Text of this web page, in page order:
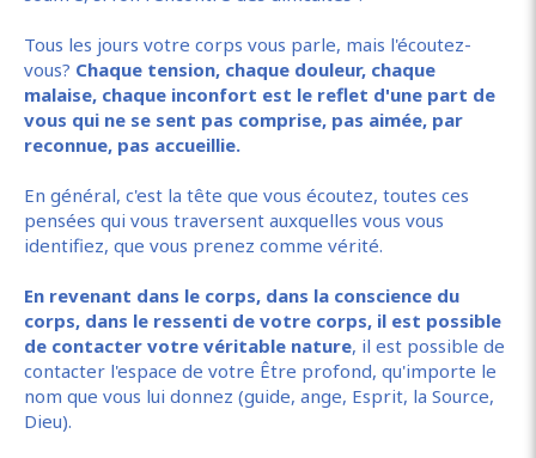
Tous les jours votre corps vous parle, mais l'écoutez-
vous? Chaque tension, chaque douleur, chaque
malaise, chaque inconfort est le reflet d'une part de
vous qui ne se sent pas comprise, pas aimée, par
reconnue, pas accueillie.
En général, c'est la tête que vous écoutez, toutes ces
pensées qui vous traversent auxquelles vous vous
identifiez, que vous prenez comme vérité.
En revenant dans le corps, dans la conscience du
corps, dans le ressenti de votre corps, il est possible
de contacter votre véritable nature, il est possible de
contacter l'espace de votre Être profond, qu'importe le
nom que vous lui donnez (guide, ange, Esprit, la Source,
Dieu).